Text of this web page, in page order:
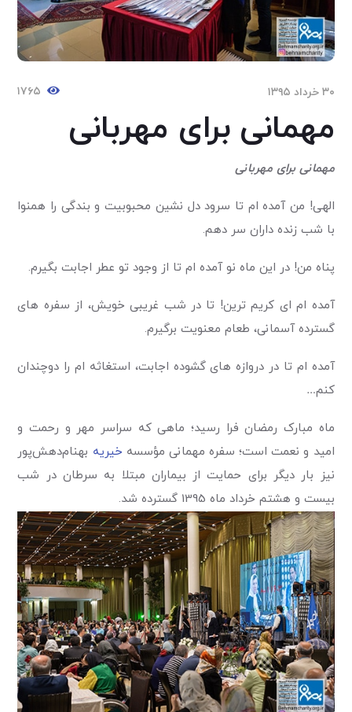
۳۰ خرداد ۱۳۹۵ ۱۷۶۵
مهمانی برای مهربانی
مهمانی برای مهربانی
الهی! من آمده ام تا سرود دل نشین محبوبیت و بندگی را هم­نوا
با شب زنده داران سر دهم.
پناه من! در این ماه نو آمده ام تا از وجود تو عطر اجابت بگیرم.
آمده ام ای کریم ترین! تا در شب غریبی خویش، از سفره های
گسترده آسمانی، طعام معنویت برگیرم.
آمده ام تا در دروازه های گشوده اجابت، استغاثه ام را دوچندان
کنم…
ماه مبارک رمضان فرا رسید؛ ماهی که سراسر مهر و رحمت و
امید و نعمت است؛ سفره مهمانی مؤسسه خیریه بهنام‌دهش‌پور
نیز بار دیگر برای حمایت از بیماران مبتلا به سرطان در شب
بیست و هشتم خرداد ماه 1395 گسترده شد.